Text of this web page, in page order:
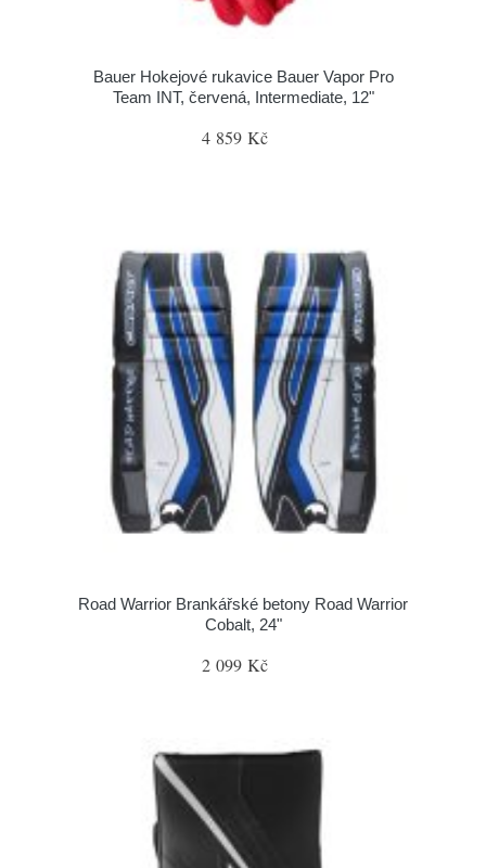
Bauer Hokejové rukavice Bauer Vapor Pro
Team INT, červená, Intermediate, 12"
4 859 Kč
Road Warrior Brankářské betony Road Warrior
Cobalt, 24"
2 099 Kč